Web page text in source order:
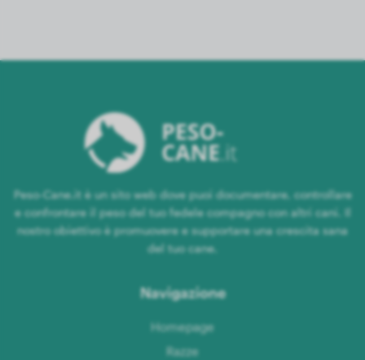
Peso-Cane.it è un sito web dove puoi documentare, controllare
e confrontare il peso del tuo fedele compagno con altri cani. Il
nostro obiettivo è promuovere e supportare una crescita sana
del tuo cane.
Navigazione
Homepage
Razze